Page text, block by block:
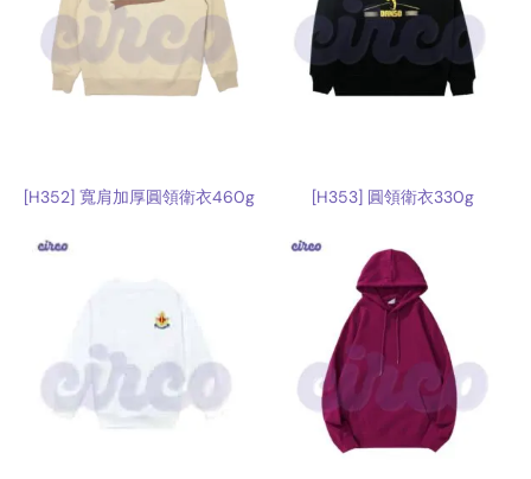
[H352] 寬肩加厚圓領衛衣460g [H353] 圓領衛衣330g